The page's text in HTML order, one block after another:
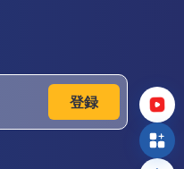
登録